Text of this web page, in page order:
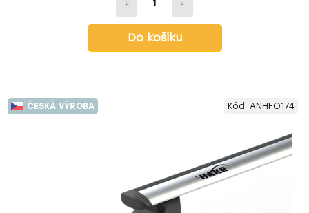
Do košíku
ČESKÁ VÝROBA Kód: ANHFO174